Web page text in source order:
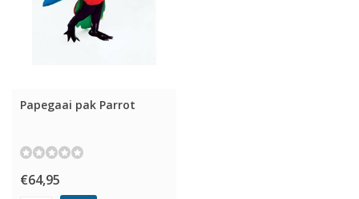
Papegaai pak Parrot
€64,95